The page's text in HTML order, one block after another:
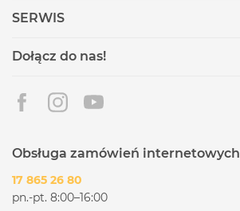
SERWIS
Dołącz do nas!
Obsługa zamówień internetowych
17 865 26 80
pn.-pt. 8:00–16:00